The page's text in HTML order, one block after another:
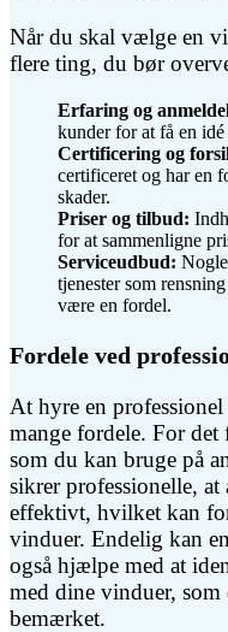
Når du skal vælge en
flere ting, du bør
Erfaring og
kunder for at få en
Certificering og
certificeret og har en
skader.
Priser og tilbud:
for at sammenligne
Serviceudbud:
tjenester som
være en fordel.
Fordele ved
At hyre en
mange fordele. For
som du kan bruge på
sikrer professionelle,
effektivt, hvilket kan
vinduer. Endelig kan
også hjælpe med at
med dine vinduer,
bemærket.